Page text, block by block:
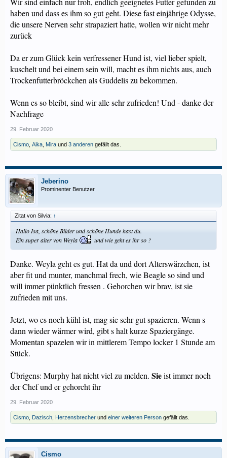
haben und dass es ihm so gut geht. Diese fast einjährige Odysse,
die unsere Nerven sehr strapaziert hatte, wollen wir nicht mehr
zurück
Da er zum Glück kein verfressener Hund ist, viel lieber spielt,
kuschelt und bei einem sein will, macht es ihm nichts aus, auch
Trockenfutterbröckchen als Guddelis zu bekommen.
Wenn es so bleibt, sind wir alle sehr zufrieden! Und - danke der
Nachfrage
29. Februar 2020
Cismo Aika Mira und 3 anderen gefällt das.
Jeberino
Prominenter Benutzer
Zitat von Silvia: ↑
Hallo Isa, schöne Bilder und schöne Hunde hast du.
Ein super alter von Weyla
und wie geht es ihr so ?
Danke. Weyla geht es gut. Hat da und dort Alterswärzchen, ist
aber fit und munter, manchmal frech, wie Beagle so sind und
will immer pünktlich fressen . Gehorchen wir brav, ist sie
zufrieden mit uns.
Jetzt, wo es noch kühl ist, mag sie sehr gut spazieren. Wenn s
dann wieder wärmer wird, gibt s halt kurze Spaziergänge.
Momentan spazelen wir in mittlerem Tempo locker 1 Stunde am
Stück.
Übrigens: Murphy hat nicht viel zu melden. Sieist immer noch
der Chef und er gehorcht ihr
29. Februar 2020
Cismo Dazisch Herzensbrecher und einer weiteren Person gefällt das.
Cismo